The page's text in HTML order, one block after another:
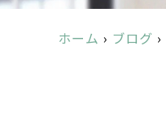
ホーム › ブログ ›